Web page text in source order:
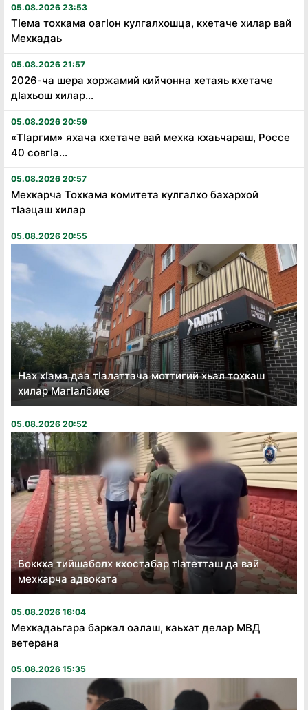
05.08.2026 23:53
Тӏема тохкама оагӏон кулгалхошца, кхетаче хилар вай
Мехкадаь
05.08.2026 21:57
2026-ча шера хоржамий кийчонна хетаяь кхетаче
дӏахьош хилар...
05.08.2026 20:59
«Тӏаргим» яхача кхетаче вай мехка кхаьчараш, Россе
40 совгӏа...
05.08.2026 20:57
Мехкарча Тохкама комитета кулгалхо бахархой
тӏаэцаш хилар
05.08.2026 20:55
Нах хӏама даа тӏалаттача моттигий хьал тохкаш
хилар Магӏалбике
05.08.2026 20:52
Боккха тийшаболх кхостабар тӏатетташ да вай
мехкарча адвоката
05.08.2026 16:04
Мехкадаьгара баркал оалаш, каьхат делар МВД
ветерана
05.08.2026 15:35